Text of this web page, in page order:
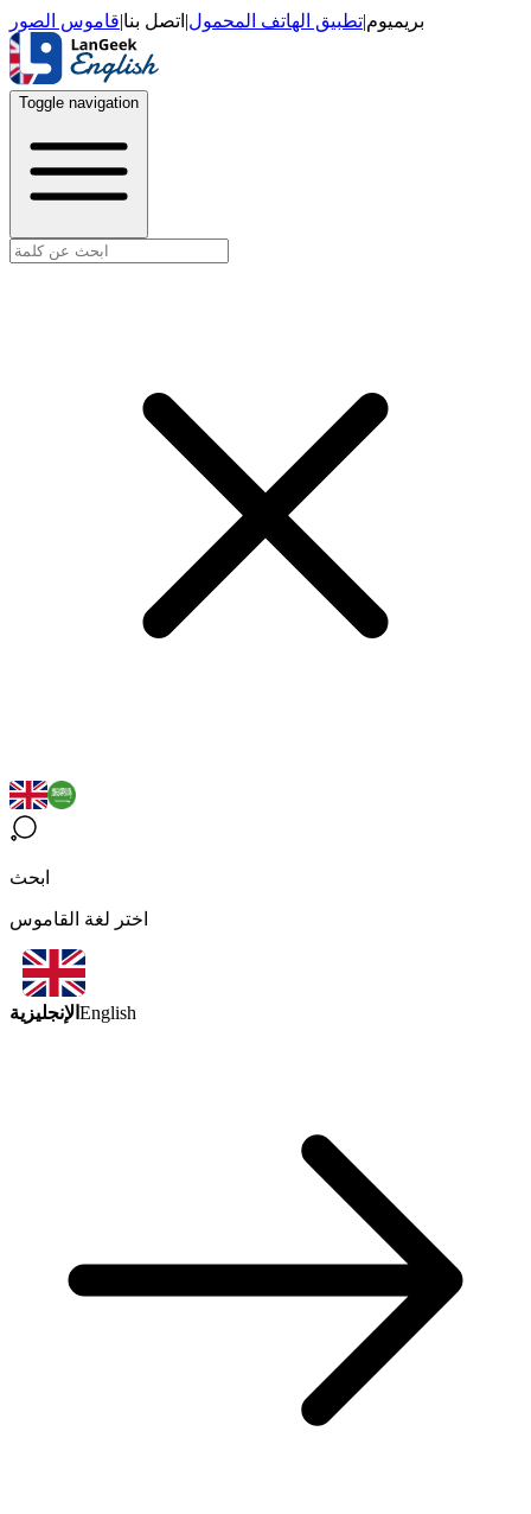
بريميوم|تطبيق الهاتف المحمول| اتصل بنا|قاموس الصور
Toggle navigation
ابحث
اختر لغة القاموس
الإنجليزية English